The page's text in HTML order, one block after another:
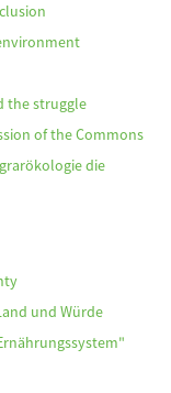
the struggle
of the Commons
die
und Würde